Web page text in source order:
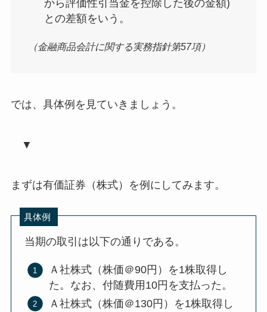
から評価性引当金を控除した後の金額)
との差額をいう。
（金融商品会計に関する実務指針第57項）
では、具体例を見ていきましょう。
▼
まずは有価証券（株式）を例にしてみます。
具体例
当期の取引は以下の通りである。
Ａ社株式（株価＠90円）を1株取得し
た。なお、付随費用10円を支払った。
Ａ社株式（株価＠130円）を1株取得し